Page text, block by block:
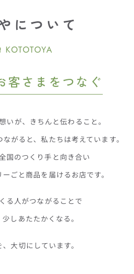
について
客さまをつなぐ
いが、
きちんと伝わること。
がると、私たちは考えています。
国のつくり手と向き合い
ごと 商品を届けるお店です。
る人がつながることで
しあたたかくなる。
大切にしています。